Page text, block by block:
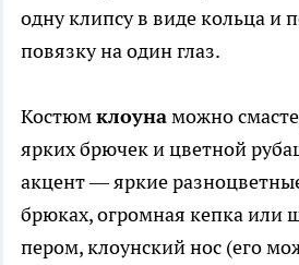
одну клипсу в виде кольца и
повязку на один глаз.
Костюмклоунаможно
ярких брючек и цветной
акцент — яркие
брюках, огромная кепка или
пером, клоунский нос (его